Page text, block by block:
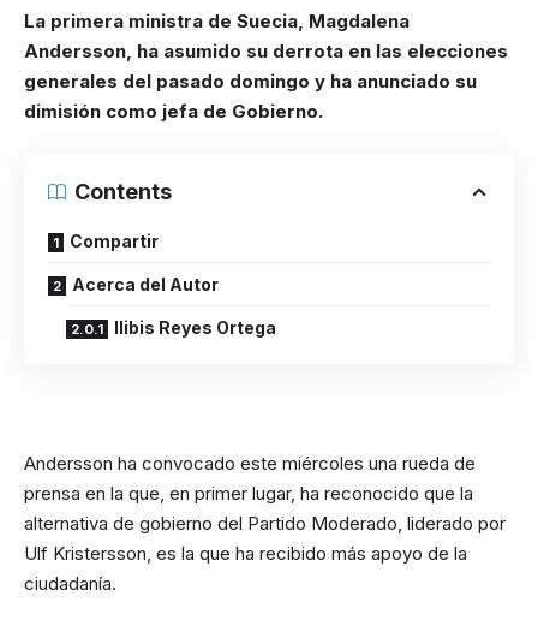
La primera ministra de Suecia, Magdalena
Andersson, ha asumido su derrota en las elecciones
generales del pasado domingo y ha anunciado su
dimisión como jefa de Gobierno.
Contents
Compartir
Acerca del Autor
Ilibis Reyes Ortega
Andersson ha convocado este miércoles una rueda de
prensa en la que, en primer lugar, ha reconocido que la
alternativa de gobierno del Partido Moderado, liderado por
Ulf Kristersson, es la que ha recibido más apoyo de la
ciudadanía.